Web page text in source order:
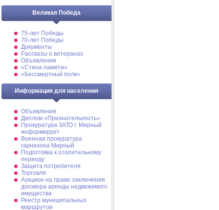
Великая Победа
75-лет Победы
70-лет Победы
Документы
Рассказы о ветеранах
Объявления
«Стена памяти»
«Бессмертный полк»
Информация для населения
Объявления
Диплом «Признательность»
Прокуратура ЗАТО г. Мирный
информирует
Военная прокуратура
гарнизона Мирный
Подготовка к отопительному
периоду
Защита потребителя
Торговля
Аукцион на право заключения
договора аренды недвижимого
имущества
Реестр муниципальных
маршрутов